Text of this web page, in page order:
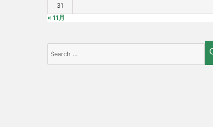
31
« 11月
Search
for: